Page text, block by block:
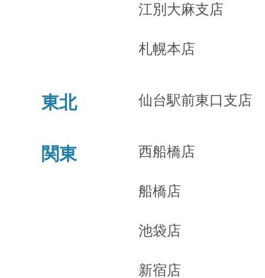
江別大麻支店
札幌本店
東北 仙台駅前東口支店
関東 西船橋店
船橋店
池袋店
新宿店